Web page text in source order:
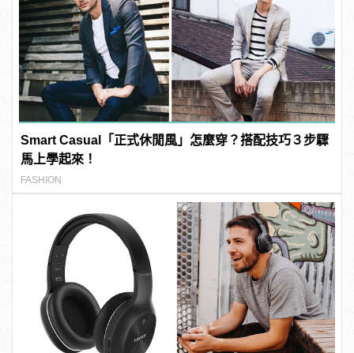
Smart Casual「正式休閒風」怎麼穿？搭配技巧３步驟
馬上學起來！
FASHION